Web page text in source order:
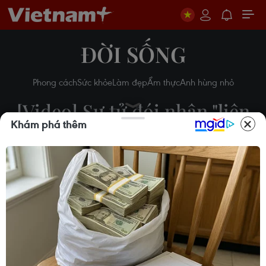
ĐỜI SỐNG
Phong cáchSức khỏeLàm đẹpẨm thựcAnh hùng nhỏ
[Video] Sư tử đói nhận "liên
hoàn cước" từ con hươu cao
cổ
Huy Đồng
28/11/2016 07:48
Khám phá thêm